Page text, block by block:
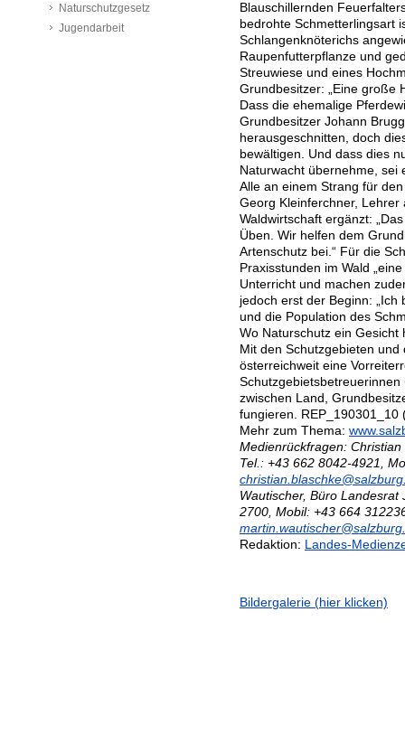
Naturschutzgesetz
Jugendarbeit
Blauschillernden
bedrohte Schmetterlingsart
Schlangenknöterichs
Raupenfutterpflanze und
Streuwiese und eines
Grundbesitzer: „Eine große
Dass die ehemalige
Grundbesitzer Johann
herausgeschnitten, doch
bewältigen. Und dass dies
Naturwacht übernehme, sei
Alle an einem Strang für
Georg Kleinferchner, Lehrer
Waldwirtschaft ergänzt:
Üben. Wir helfen dem
Artenschutz bei.“ Für die
Praxisstunden im Wald
Unterricht und machen
jedoch erst der Beginn:
und die Population des
Wo Naturschutz ein Gesicht
Mit den Schutzgebieten
österreichweit eine
zwischen Land,
fungieren. REP_190301_10
Mehr zum Thema:
Medienrückfragen:
Tel.: +43 662 8042-4921,
Wautischer, Büro Landesrat
2700, Mobil: +43 664
Redaktion: Landes-
Bildergalerie (hier klicken)